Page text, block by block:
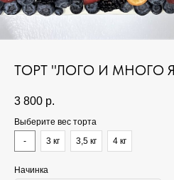
ТОРТ "ЛОГО И МНОГО
3 800 р.
Выберите вес торта
-
3 кг 3,5 кг 4 кг
Начинка